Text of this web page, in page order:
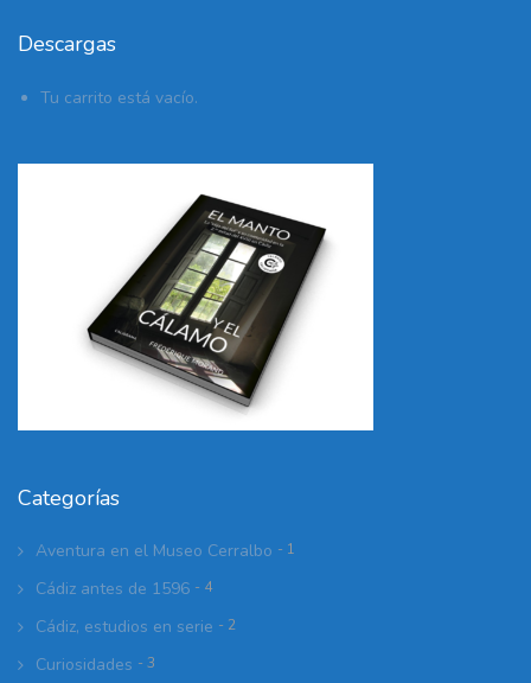
Descargas
Tu carrito está vacío.
Categorías
Aventura en el Museo Cerralbo - 1
Cádiz antes de 1596 - 4
Cádiz, estudios en serie - 2
Curiosidades - 3